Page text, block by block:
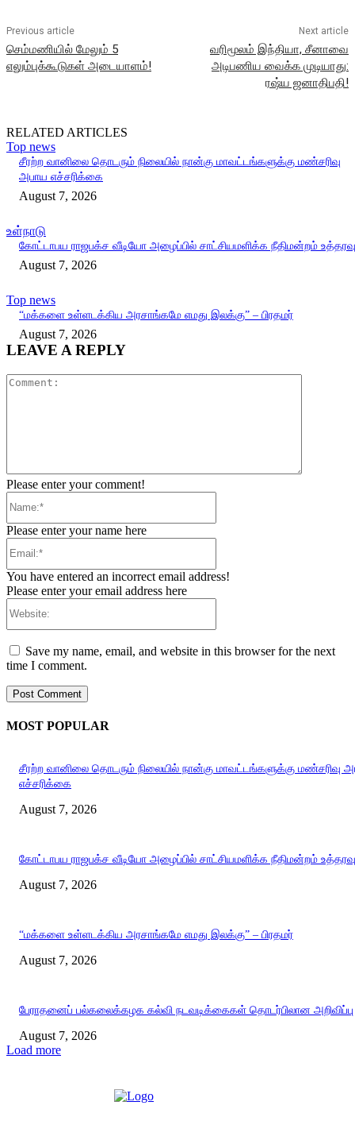
Previous article
செம்மணியில் மேலும் 5
எலும்புக்கூடுகள் அடையாளம்!
Next article
வரிமூலம் இந்தியா, சீனாவை
அடிபணிய வைக்க முடியாது:
ரஷ்ய ஜனாதிபதி!
RELATED ARTICLES
Top news
சீரற்ற வானிலை தொடரும் நிலையில் நான்கு மாவட்டங்களுக்கு மண்சரிவு
அபாய எச்சரிக்கை
August 7, 2026
உள்நாடு
கோட்டாபய ராஜபக்ச வீடியோ அழைப்பில் சாட்சியமளிக்க நீதிமன்றம் உத்தரவு
August 7, 2026
Top news
“மக்களை உள்ளடக்கிய அரசாங்கமே எமது இலக்கு” – பிரதமர்
August 7, 2026
LEAVE A REPLY
Please enter your comment!
Please enter your name here
You have entered an incorrect email address!
Please enter your email address here
Save my name, email, and website in this browser for the next
time I comment.
MOST POPULAR
சீரற்ற வானிலை தொடரும் நிலையில் நான்கு மாவட்டங்களுக்கு மண்சரிவு
எச்சரிக்கை
August 7, 2026
கோட்டாபய ராஜபக்ச வீடியோ அழைப்பில் சாட்சியமளிக்க நீதிமன்றம் உத்தரவு
August 7, 2026
“மக்களை உள்ளடக்கிய அரசாங்கமே எமது இலக்கு” – பிரதமர்
August 7, 2026
பேராதனைப் பல்கலைக்கழக கல்வி நடவடிக்கைகள் தொடர்பிலான அறிவிப்பு
August 7, 2026
Load more